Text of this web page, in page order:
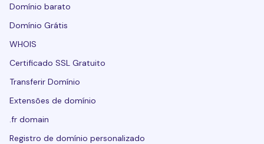
Domínio barato
Domínio Grátis
WHOIS
Certificado SSL Gratuito
Transferir Domínio
Extensões de domínio
.fr domain
Registro de domínio personalizado